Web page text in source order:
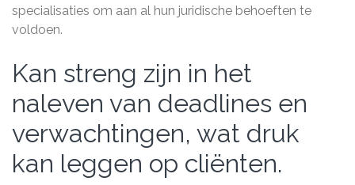
specialisaties om aan al hun juridische behoeften te
voldoen.
Kan streng zijn in het
naleven van deadlines en
verwachtingen, wat druk
kan leggen op cliënten.